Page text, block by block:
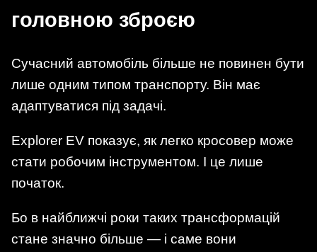
головною зброєю
Сучасний автомобіль більше не повинен бути
лише одним типом транспорту. Він має
адаптуватися під задачі.
Explorer EV показує, як легко кросовер може
стати робочим інструментом. І це лише
початок.
Бо в найближчі роки таких трансформацій
стане значно більше — і саме вони